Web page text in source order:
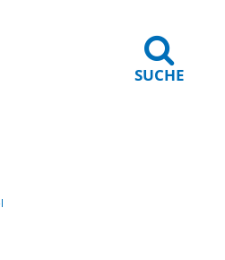
SUCHE